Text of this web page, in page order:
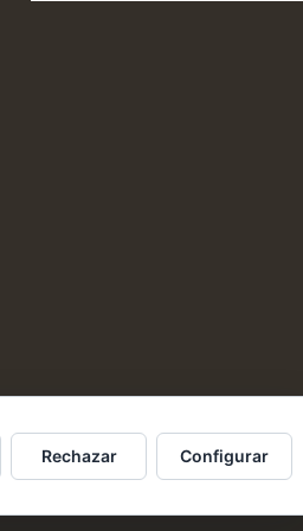
Rechazar Configurar